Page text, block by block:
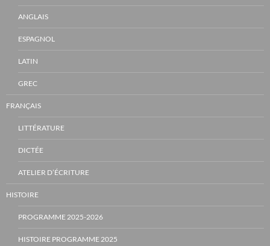
ANGLAIS
ESPAGNOL
LATIN
GREC
FRANÇAIS
LITTÉRATURE
DICTÉE
ATELIER D’ÉCRITURE
HISTOIRE
PROGRAMME 2025-2026
HISTOIRE PROGRAMME 2025